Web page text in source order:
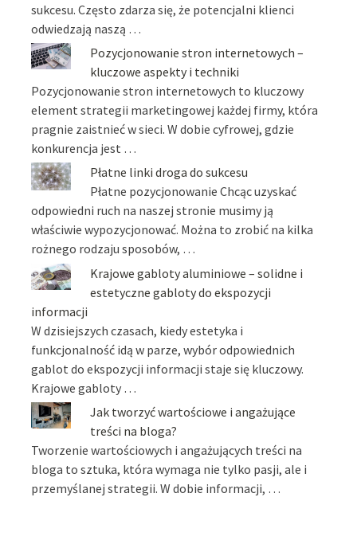
sukcesu. Często zdarza się, że potencjalni klienci
odwiedzają naszą …
Pozycjonowanie stron internetowych –
kluczowe aspekty i techniki
Pozycjonowanie stron internetowych to kluczowy
element strategii marketingowej każdej firmy, która
pragnie zaistnieć w sieci. W dobie cyfrowej, gdzie
konkurencja jest …
Płatne linki droga do sukcesu
Płatne pozycjonowanie Chcąc uzyskać
odpowiedni ruch na naszej stronie musimy ją
właściwie wypozycjonować. Można to zrobić na kilka
rożnego rodzaju sposobów, …
Krajowe gabloty aluminiowe – solidne i
estetyczne gabloty do ekspozycji
informacji
W dzisiejszych czasach, kiedy estetyka i
funkcjonalność idą w parze, wybór odpowiednich
gablot do ekspozycji informacji staje się kluczowy.
Krajowe gabloty …
Jak tworzyć wartościowe i angażujące
treści na bloga?
Tworzenie wartościowych i angażujących treści na
bloga to sztuka, która wymaga nie tylko pasji, ale i
przemyślanej strategii. W dobie informacji, …